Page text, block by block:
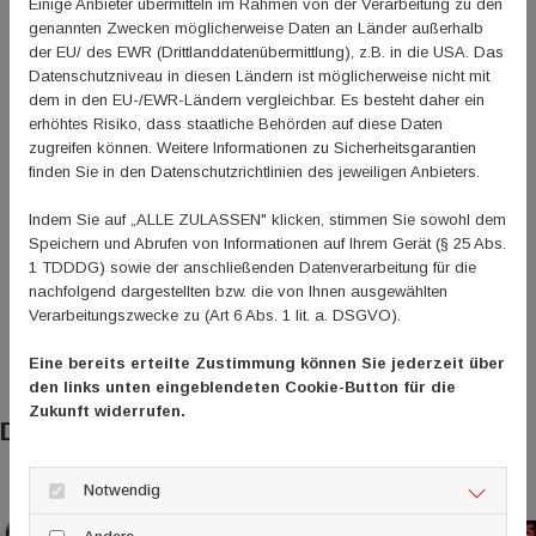
ZURÜCK
Vertriebs GmbH & Co. KG Wöllstein. „Unsere
Unterstützung soll dazu beitragen, dass Vereine motiviert
bleiben, ihre wichtige Arbeit vor Ort mit Leidenschaft
Das könnte Sie auch interessieren
Einige Anbieter übermitteln im Rahmen von der Verarbeitung zu den
genannten Zwecken möglicherweise Daten an Länder außerhalb
der EU/ des EWR (Drittlanddatenübermittlung), z.B. in die USA. Das
Datenschutzniveau in diesen Ländern ist möglicherweise nicht mit
dem in den EU-/EWR-Ländern vergleichbar. Es besteht daher ein
erhöhtes Risiko, dass staatliche Behörden auf diese Daten
zugreifen können. Weitere Informationen zu Sicherheitsgarantien
finden Sie in den Datenschutzrichtlinien des jeweiligen Anbieters.
Indem Sie auf „ALLE ZULASSEN" klicken, stimmen Sie sowohl dem
Speichern und Abrufen von Informationen auf Ihrem Gerät (§ 25 Abs.
1 TDDDG) sowie der anschließenden Datenverarbeitung für die
nachfolgend dargestellten bzw. die von Ihnen ausgewählten
Verarbeitungszwecke zu (Art 6 Abs. 1 lit. a. DSGVO).
Eine bereits erteilte Zustimmung können Sie jederzeit über
den links unten eingeblendeten Cookie-Button für die
Zukunft widerrufen.
Notwendig